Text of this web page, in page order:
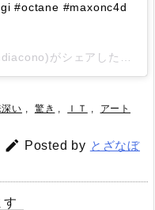
#octane #maxonc4d
い , 驚き , ＩＴ , アート
 Posted by とざなぼ
す